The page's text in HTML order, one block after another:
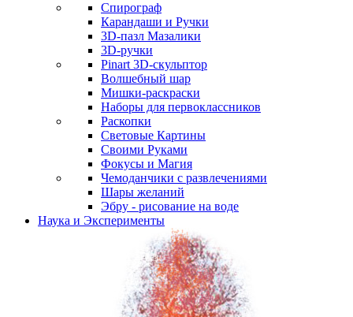
Спирограф
Карандаши и Ручки
3D-пазл Мазалики
3D-ручки
Pinart 3D-скульптор
Волшебный шар
Мишки-раскраски
Наборы для первоклассников
Раскопки
Световые Картины
Своими Руками
Фокусы и Магия
Чемоданчики с развлечениями
Шары желаний
Эбру - рисование на воде
Наука и Эксперименты